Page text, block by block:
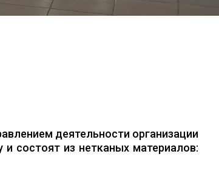
деятельности организации
состоят из нетканых материалов: